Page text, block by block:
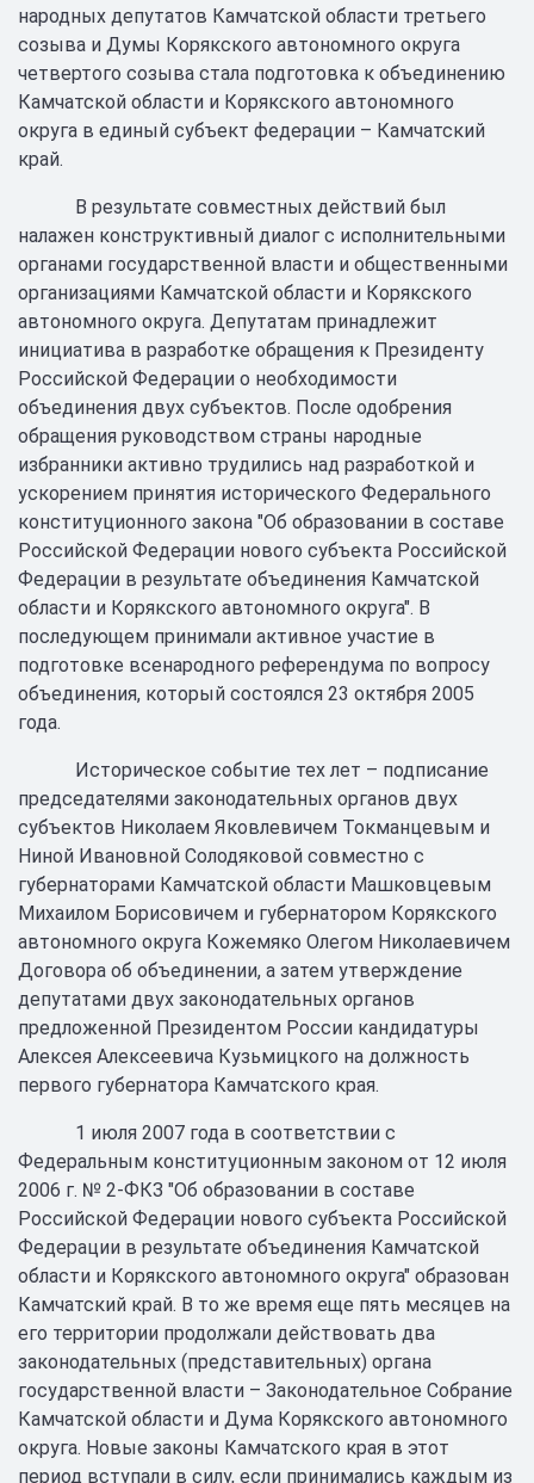
народных депутатов Камчатской области третьего
созыва и Думы Корякского автономного округа
четвертого созыва стала подготовка к объединению
Камчатской области и Корякского автономного
округа в единый субъект федерации – Камчатский
край.
В результате совместных действий был
налажен конструктивный диалог с исполнительными
органами государственной власти и общественными
организациями Камчатской области и Корякского
автономного округа. Депутатам принадлежит
инициатива в разработке обращения к Президенту
Российской Федерации о необходимости
объединения двух субъектов. После одобрения
обращения руководством страны народные
избранники активно трудились над разработкой и
ускорением принятия исторического Федерального
конституционного закона "Об образовании в составе
Российской Федерации нового субъекта Российской
Федерации в результате объединения Камчатской
области и Корякского автономного округа". В
последующем принимали активное участие в
подготовке всенародного референдума по вопросу
объединения, который состоялся 23 октября 2005
года.
Историческое событие тех лет – подписание
председателями законодательных органов двух
субъектов Николаем Яковлевичем Токманцевым и
Ниной Ивановной Солодяковой совместно с
губернаторами Камчатской области Машковцевым
Михаилом Борисовичем и губернатором Корякского
автономного округа Кожемяко Олегом Николаевичем
Договора об объединении, а затем утверждение
депутатами двух законодательных органов
предложенной Президентом России кандидатуры
Алексея Алексеевича Кузьмицкого на должность
первого губернатора Камчатского края.
1 июля 2007 года в соответствии с
Федеральным конституционным законом от 12 июля
2006 г. № 2-ФКЗ "Об образовании в составе
Российской Федерации нового субъекта Российской
Федерации в результате объединения Камчатской
области и Корякского автономного округа" образован
Камчатский край. В то же время еще пять месяцев на
его территории продолжали действовать два
законодательных (представительных) органа
государственной власти – Законодательное Собрание
Камчатской области и Дума Корякского автономного
округа. Новые законы Камчатского края в этот
период вступали в силу, если принимались каждым из